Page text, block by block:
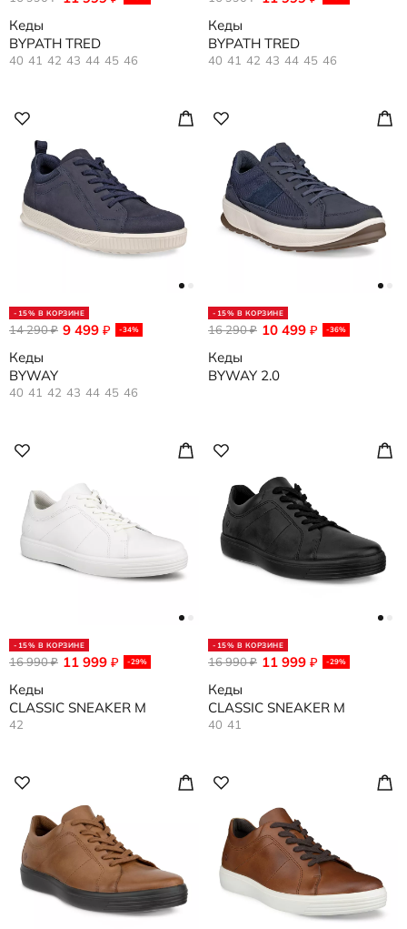
Кеды
BYPATH TRED
40 41 42 43 44 45 46
Кеды
BYPATH TRED
40 41 42 43 44 45 46
-15% В КОРЗИНЕ
9 499 ₽ -34%
14 290₽
Кеды
BYWAY
40 41 42 43 44 45 46
-15% В КОРЗИНЕ
10 499 ₽ -36%
16 290₽
Кеды
BYWAY 2.0
-15% В КОРЗИНЕ
11 999 ₽ -29%
16 990₽
Кеды
CLASSIC SNEAKER M
42
-15% В КОРЗИНЕ
11 999 ₽ -29%
16 990₽
Кеды
CLASSIC SNEAKER M
40 41